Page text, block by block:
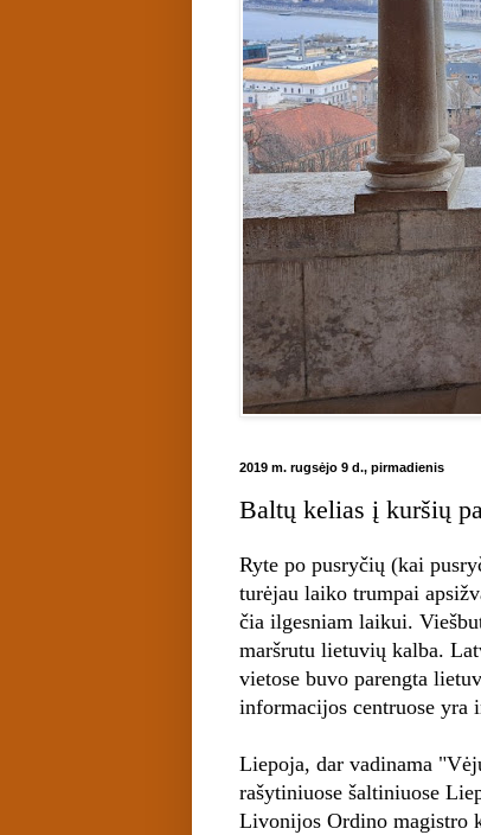
2019 m. rugsėjo 9 d., pirmadienis
Baltų kelias į kuršių
Ryte po pusryčių (kai
turėjau laiko trumpai
čia ilgesniam laikui.
maršrutu lietuvių kalba.
vietose buvo parengta
informacijos centruose yra
Liepoja, dar vadinama
rašytiniuose šaltiniuose
Livonijos Ordino magistro